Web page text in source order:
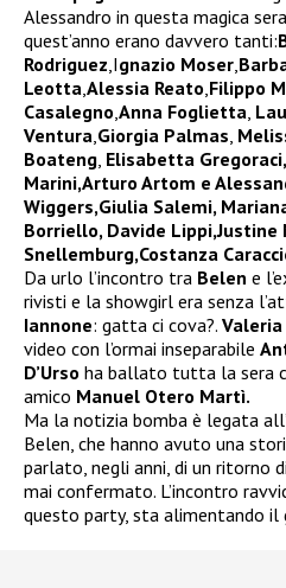
Alessandro in questa magica
quest’anno erano davvero tanti:
Rodriguez,Ignazio Moser,
Leotta,Alessia Reato,Filippo
Casalegno,Anna Foglietta,
Ventura,Giorgia Palmas,
Boateng, Elisabetta
Marini,Arturo Artom e
Wiggers,Giulia Salemi,
Borriello, Davide
Snellemburg,Costanza
Da urlo l’incontro tra Belen e
rivisti e la showgirl era senza
Iannone: gatta ci cova?.
video con l’ormai inseparabile
D’Urso ha ballato tutta la sera
amico Manuel Otero Martì.
Ma la notizia bomba è legata
Belen, che hanno avuto una
parlato, negli anni, di un ritorno
mai confermato. L’incontro
questo party, sta alimentando il